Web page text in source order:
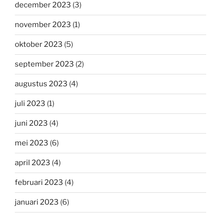
december 2023 (3)
november 2023 (1)
oktober 2023 (5)
september 2023 (2)
augustus 2023 (4)
juli 2023 (1)
juni 2023 (4)
mei 2023 (6)
april 2023 (4)
februari 2023 (4)
januari 2023 (6)